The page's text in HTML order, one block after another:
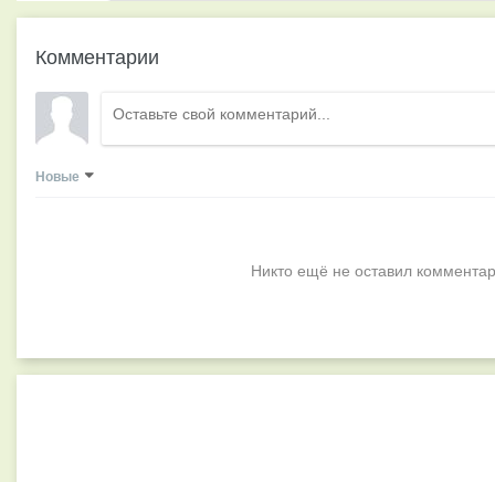
Комментарии
Новые
Никто ещё не оставил